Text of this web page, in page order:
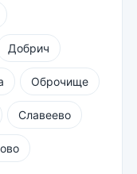
Добрич
Оброчище
Славеево